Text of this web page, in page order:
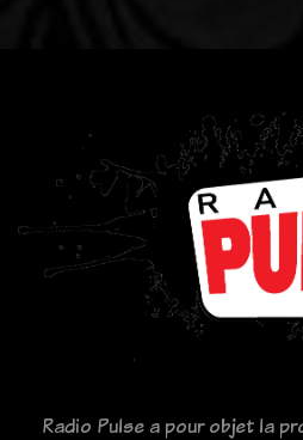
Radio Pulse a pour objet la